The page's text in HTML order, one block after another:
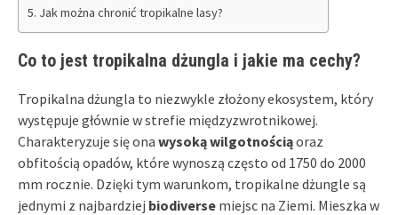
Jak można chronić tropikalne lasy?
Co to jest tropikalna dżungla i jakie ma cechy?
Tropikalna dżungla to niezwykle złożony ekosystem, który
występuje głównie w strefie międzyzwrotnikowej.
Charakteryzuje się ona wysoką wilgotnościąoraz
obfitością opadów, które wynoszą często od 1750 do 2000
mm rocznie. Dzięki tym warunkom, tropikalne dżungle są
jednymi z najbardziej biodiverse miejsc na Ziemi. Mieszka w